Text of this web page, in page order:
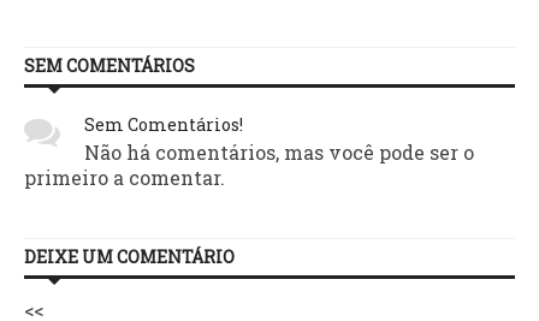
SEM COMENTÁRIOS
Sem Comentários!
Não há comentários, mas você pode ser o
primeiro a comentar.
DEIXE UM COMENTÁRIO
<<